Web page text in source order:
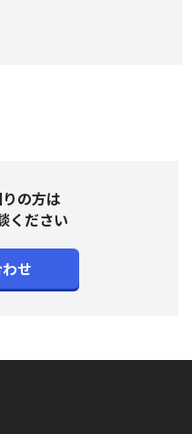
の方は
ください
せ